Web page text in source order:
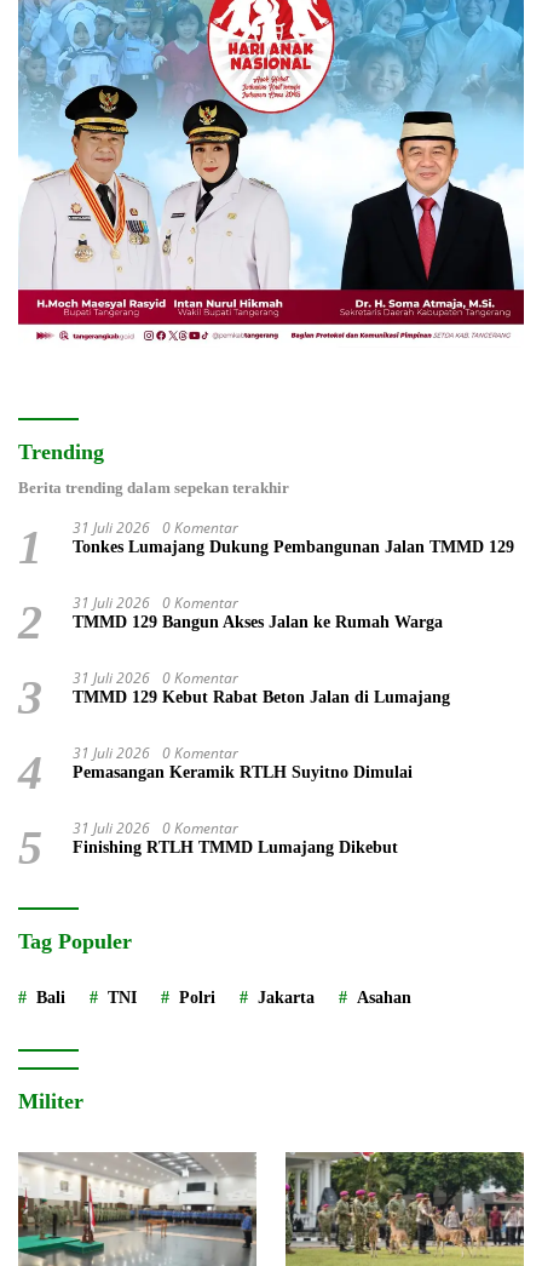
Trending
Berita trending dalam sepekan terakhir
1 31 Juli 2026 0 Komentar
Tonkes Lumajang Dukung Pembangunan Jalan TMMD 129
2 31 Juli 2026 0 Komentar
TMMD 129 Bangun Akses Jalan ke Rumah Warga
3 31 Juli 2026 0 Komentar
TMMD 129 Kebut Rabat Beton Jalan di Lumajang
4 31 Juli 2026 0 Komentar
Pemasangan Keramik RTLH Suyitno Dimulai
5 31 Juli 2026 0 Komentar
Finishing RTLH TMMD Lumajang Dikebut
Tag Populer
Bali TNI Polri Jakarta Asahan
Militer